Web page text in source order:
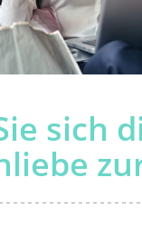
sich